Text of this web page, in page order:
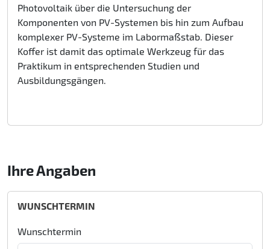
Photovoltaik über die Untersuchung der
Komponenten von PV-Systemen bis hin zum Aufbau
komplexer PV-Systeme im Labormaßstab. Dieser
Koffer ist damit das optimale Werkzeug für das
Praktikum in entsprechenden Studien und
Ausbildungsgängen.
Ihre Angaben
WUNSCHTERMIN
Wunschtermin